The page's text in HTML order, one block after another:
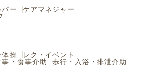
パー
ケアマネジャー
体操
レク・イベント
事・食事介助
歩行・入浴・排泄介助